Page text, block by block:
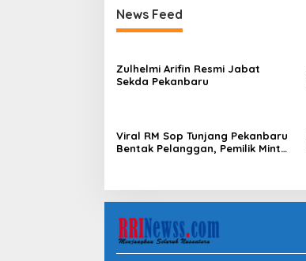
News Feed
Zulhelmi Arifin Resmi Jabat
Sekda Pekanbaru
Viral RM Sop Tunjang Pekanbaru
Bentak Pelanggan, Pemilik Minta